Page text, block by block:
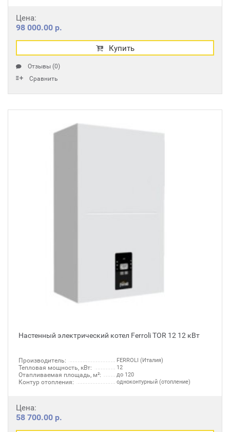
Цена:
98 000.00 р.
Купить
Отзывы (0)
Сравнить
Настенный электрический котел Ferroli TOR 12 12 кВт
Производитель: FERROLI (Италия)
Тепловая мощность, кВт: 12
Отапливаемая площадь, м²: до 120
Контур отопления: одноконтурный (отопление)
Цена:
58 700.00 р.